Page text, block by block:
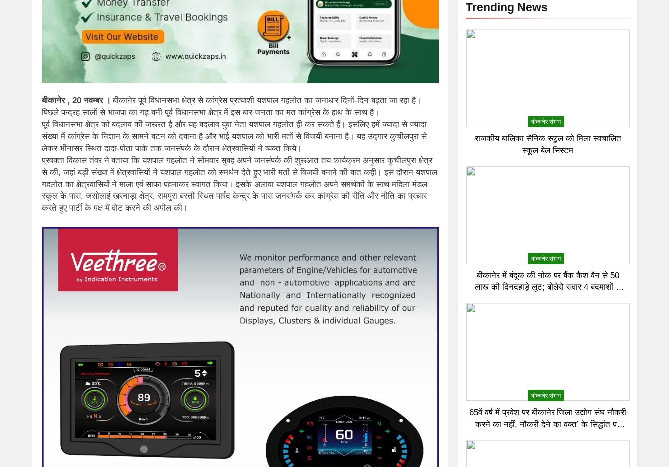
बीकानेर , 20 नवम्बर । बीकानेर पूर्व विधानसभा क्षेत्र से कांग्रेस प्रत्याशी यशपाल गहलोत का जनाधार दिनों-दिन बढ़ता जा रहा है।
पिछले पन्द्रह सालों से भाजपा का गढ़ बनी पूर्व विधानसभा क्षेत्र में इस बार जनता का मत कांग्रेस के हाथ के साथ है।
पूर्व विधानसभा क्षेत्र को बदलाव की जरूरत है और यह बदलाव युवा नेता यशपाल गहलोत ही कर सकते हैं। इसलिए हमें ज्यादा से ज्यादा
संख्या में कांग्रेस के निशान के सामने बटन को दबाना है और भाई यशपाल को भारी मतों से विजयी बनाना है। यह उद्गार कुचीलपुरा से
लेकर भीनासर स्थित दादा-पोता पार्क तक जनसंपर्क के दौरान क्षेत्रवासियों ने व्यक्त किये।
प्रवक्ता विकास तंवर ने बताया कि यशपाल गहलोत ने सोमवार सुबह अपने जनसंपर्क की शुरूआत तय कार्यक्रम अनुसार कुचीलपुरा क्षेत्र
से की, जहां बड़ी संख्या में क्षेत्रवासियों ने यशपाल गहलोत को समर्थन देते हुए भारी मतों से विजयी बनाने की बात कही। इस दौरान यशपाल
गहलोत का क्षेत्रवासियों ने माला एवं साफा पहनाकर स्वागत किया। इसके अलावा यशपाल गहलोत अपने समर्थकों के साथ महिला मंडल
स्कूल के पास, जसोलाई खरनाड़ा क्षेत्र, रामपुरा बस्ती स्थित पार्षद केन्द्र के पास जनसंपर्क कर कांग्रेस की रीति और नीति का प्रचार
करते हुए पार्टी के पक्ष में वोट करने की अपील की।
Trending News
बीकानेर संभाग
राजकीय बालिका सैनिक स्कूल को मिला स्वचालित
स्कूल बेल सिस्टम
बीकानेर संभाग
बीकानेर में बंदूक की नोक पर बैंक कैश वैन से 50
लाख की दिनदहाड़े लूट; बोलेरो सवार 4 बदमाशों ने
बीकानेर संभाग
65वें वर्ष में प्रवेश पर बीकानेर जिला उद्योग संघ नौकरी
करने का नहीं, नौकरी देने का वक्त’ के सिद्धांत पर